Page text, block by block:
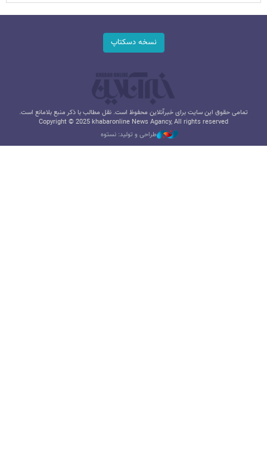
نسخه دسکتاپ
تمامی حقوق این سایت برای خبرآنلاین محفوظ است. نقل مطالب با ذکر منبع بلامانع است.
Copyright © 2025 khabaronline News Agancy, All rights reserved
طراحی و تولید: نستوه